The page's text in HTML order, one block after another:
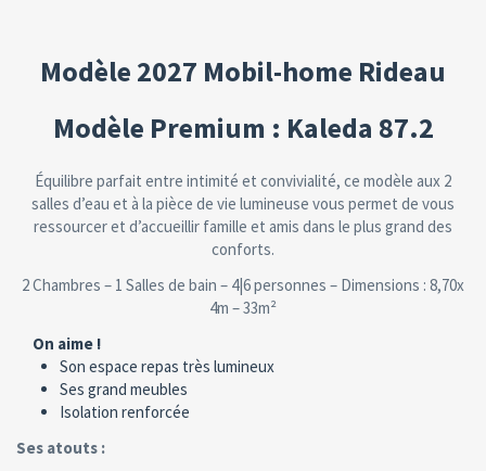
Modèle 2027 Mobil-home Rideau
Modèle Premium : Kaleda 87.2
Équilibre parfait entre intimité et convivialité, ce modèle aux 2
salles d’eau et à la pièce de vie lumineuse vous permet de vous
ressourcer et d’accueillir famille et amis dans le plus grand des
conforts.
2 Chambres – 1 Salles de bain – 4|6 personnes – Dimensions : 8,70x
4m – 33m²
On aime !
Son espace repas très lumineux
Ses grand meubles
Isolation renforcée
Ses atouts :